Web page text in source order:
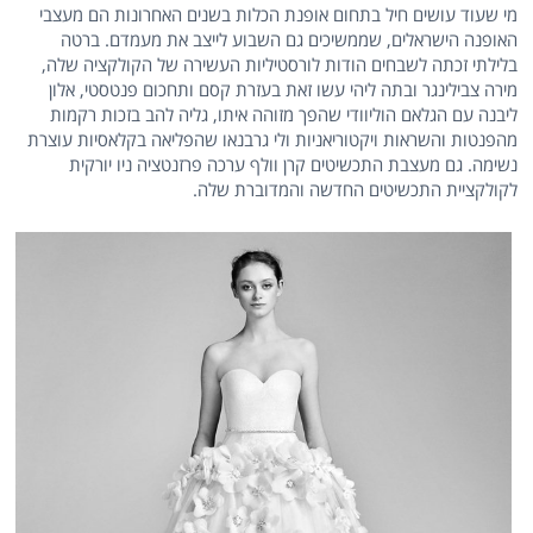
מי שעוד עושים חיל בתחום אופנת הכלות בשנים האחרונות הם מעצבי
האופנה הישראלים, שממשיכים גם השבוע לייצב את מעמדם. ברטה
בלילתי זכתה לשבחים הודות לורסטיליות העשירה של הקולקציה שלה,
מירה צבילינגר ובתה ליהי עשו זאת בעזרת קסם ותחכום פנטסטי, אלון
ליבנה עם הגלאם הוליוודי שהפך מזוהה איתו, גליה להב בזכות רקמות
מהפנטות והשראות ויקטוריאניות ולי גרבנאו שהפליאה בקלאסיות עוצרת
נשימה. גם מעצבת התכשיטים קרן וולף ערכה פרזנטציה ניו יורקית
לקולקציית התכשיטים החדשה והמדוברת שלה.